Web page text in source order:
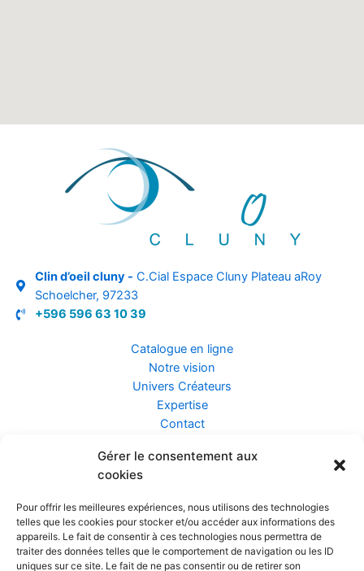
Gérer le consentement aux
cookies
Pour offrir les meilleures expériences, nous utilisons des technologies
telles que les cookies pour stocker et/ou accéder aux informations des
appareils. Le fait de consentir à ces technologies nous permettra de
traiter des données telles que le comportement de navigation ou les ID
uniques sur ce site. Le fait de ne pas consentir ou de retirer son
Clin d’oeil cluny - C.Cial Espace Cluny Plateau aRoy
Schoelcher, 97233
+596 596 63 10 39
Catalogue en ligne
Notre vision
Univers Créateurs
Expertise
Contact
Assurance ZEN
Confidentialité et Données
Conditions Générales de Vente